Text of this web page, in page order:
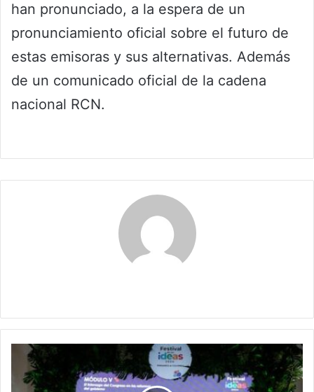
han pronunciado, a la espera de un
pronunciamiento oficial sobre el futuro de
estas emisoras y sus alternativas. Además
de un comunicado oficial de la cadena
nacional RCN.
Festival